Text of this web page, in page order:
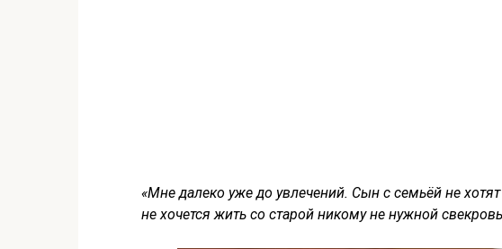
«Мне далеко уже до увлечений. Сын с семьёй не
не хочется жить со старой никому не нужной